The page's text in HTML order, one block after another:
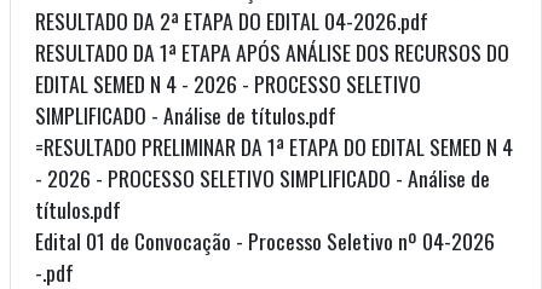
RESULTADO DA 2ª ETAPA DO EDITAL 04-2026.pdf
RESULTADO DA 1ª ETAPA APÓS ANÁLISE DOS RECURSOS DO
EDITAL SEMED N 4 - 2026 - PROCESSO SELETIVO
SIMPLIFICADO - Análise de títulos.pdf
=RESULTADO PRELIMINAR DA 1ª ETAPA DO EDITAL SEMED N 4
- 2026 - PROCESSO SELETIVO SIMPLIFICADO - Análise de
títulos.pdf
Edital 01 de Convocação - Processo Seletivo nº 04-2026
-.pdf